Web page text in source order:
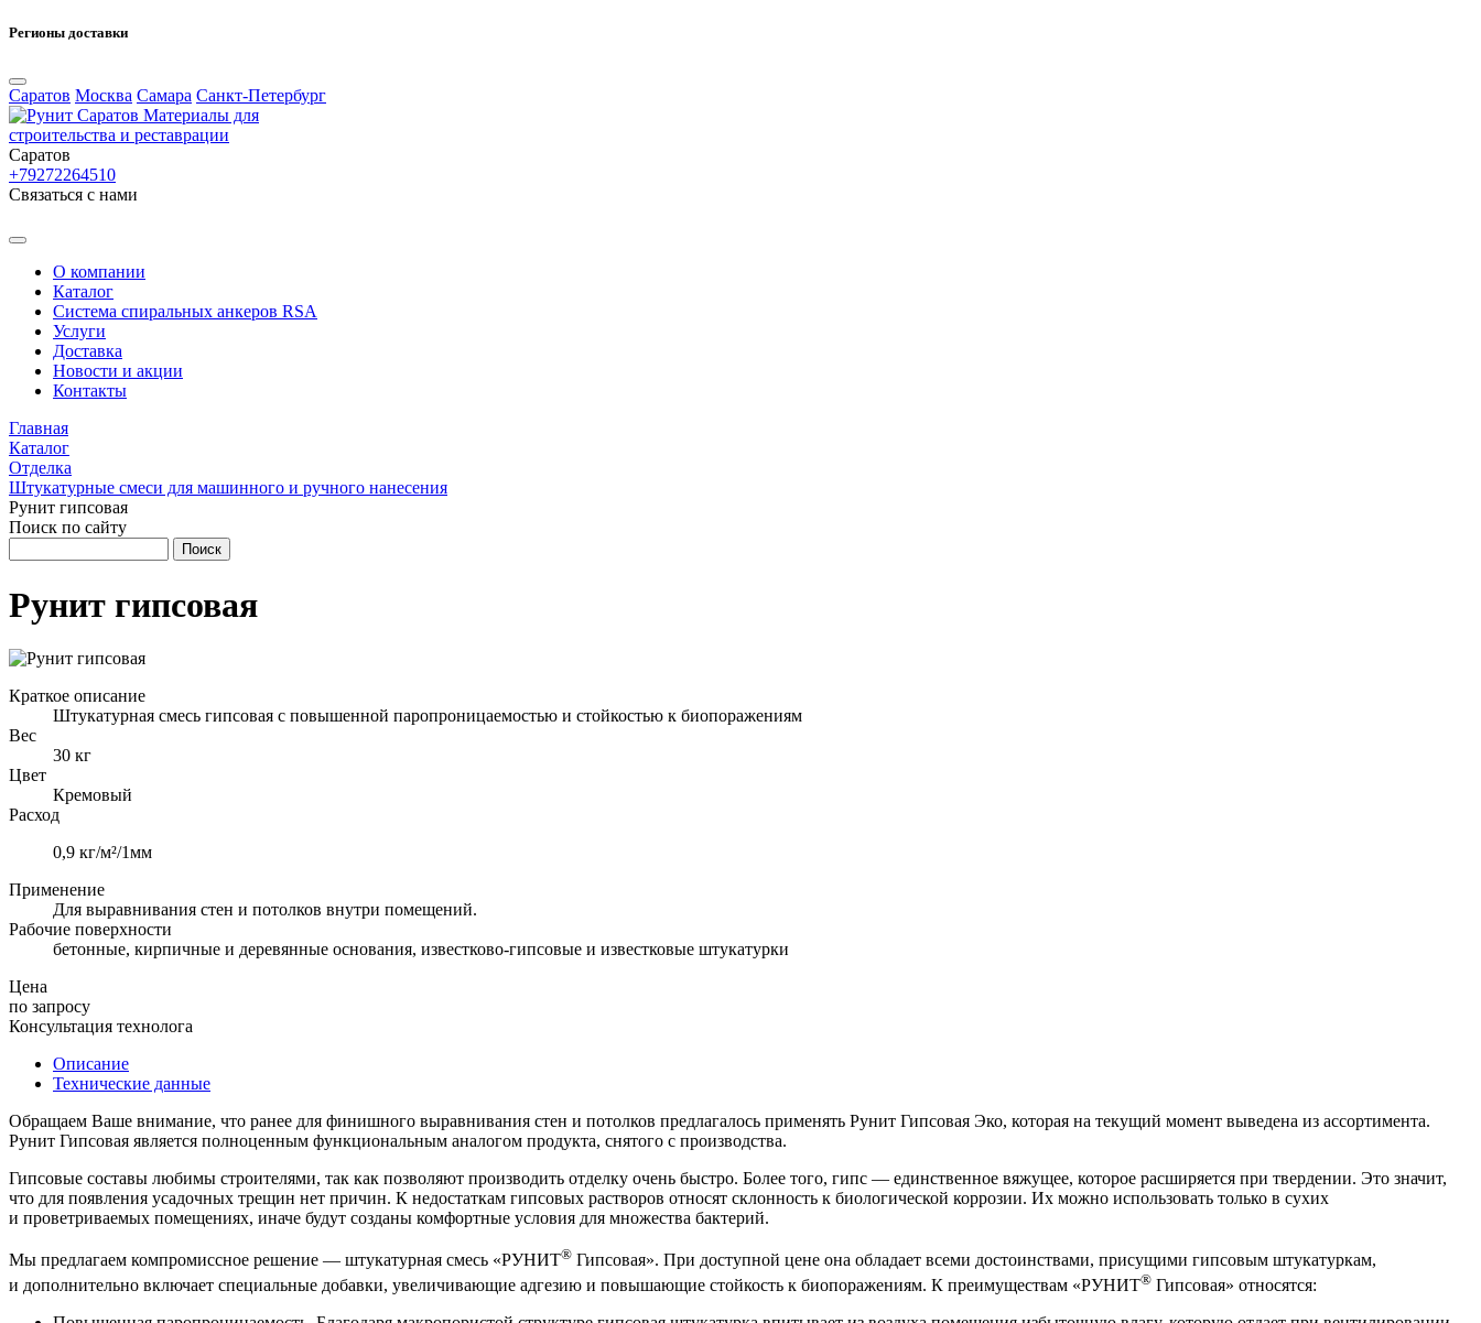
Регионы доставки
Саратов Москва Самара Санкт-Петербург
Материалы для
строительства и реставрации
Саратов
+79272264510
Cвязаться с нами
О компании
Каталог
Система спиральных анкеров RSA
Услуги
Доставка
Новости и акции
Контакты
Главная
Каталог
Отделка
Штукатурные смеси для машинного и ручного нанесения
Рунит гипсовая
Поиск по сайту
Рунит гипсовая
Краткое описание
Штукатурная смесь гипсовая с повышенной паропроницаемостью и стойкостью к биопоражениям
Вес
30 кг
Цвет
Кремовый
Расход
0,9 кг/м²/1мм
Применение
Для выравнивания стен и потолков внутри помещений.
Рабочие поверхности
бетонные, кирпичные и деревянные основания, известково-гипсовые и известковые штукатурки
Цена
по запросу
Консультация технолога
Описание
Технические данные
Обращаем Ваше внимание, что ранее для финишного выравнивания стен и потолков предлагалось применять Рунит Гипсовая Эко, которая на текущий момент выведена из ассортимента.
Рунит Гипсовая является полноценным функциональным аналогом продукта, снятого с производства.
Гипсовые составы любимы строителями, так как позволяют производить отделку очень быстро. Более того, гипс — единственное вяжущее, которое расширяется при твердении. Это значит,
что для появления усадочных трещин нет причин. К недостаткам гипсовых растворов относят склонность к биологической коррозии. Их можно использовать только в сухих
и проветриваемых помещениях, иначе будут созданы комфортные условия для множества бактерий.
Мы предлагаем компромиссное решение — штукатурная смесь «РУНИТ® Гипсовая». При доступной цене она обладает всеми достоинствами, присущими гипсовым штукатуркам,
и дополнительно включает специальные добавки, увеличивающие адгезию и повышающие стойкость к биопоражениям. К преимуществам «РУНИТ® Гипсовая» относятся: